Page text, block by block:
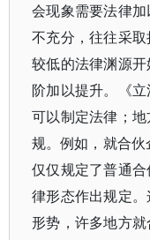
会现象需要法律
不充分，往往采
较低的法律渊源
阶加以提升。《
可以制定法律；
规。例如，就合伙
仅仅规定了普通
律形态作出规定
形势，许多地方